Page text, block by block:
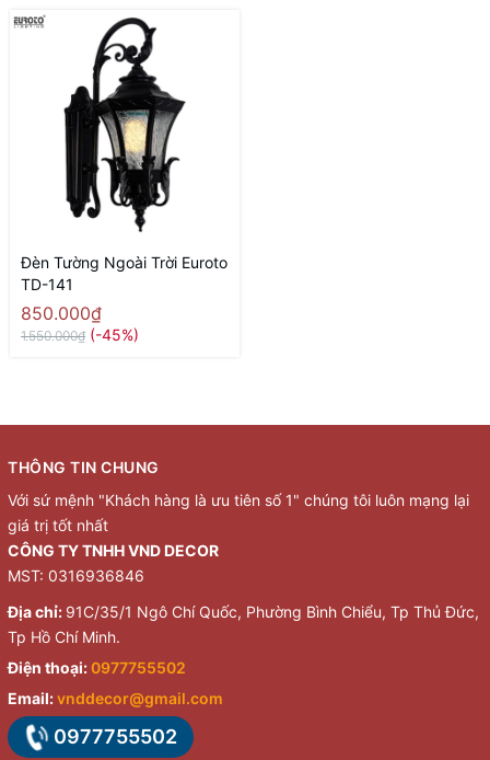
Đèn Tường Ngoài Trời Euroto
TD-141
850.000₫
1.550.000₫ (-45%)
THÔNG TIN CHUNG
Với sứ mệnh "Khách hàng là ưu tiên số 1" chúng tôi luôn mạng lại
giá trị tốt nhất
CÔNG TY TNHH VND DECOR
MST: 0316936846
Địa chỉ: 91C/35/1 Ngô Chí Quốc, Phường Bình Chiểu, Tp Thủ Đức,
Tp Hồ Chí Minh.
Điện thoại: 0977755502
Email:vnddecor@gmail.com
0977755502